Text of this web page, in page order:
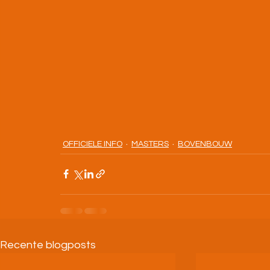
OFFICIELE INFO MASTERS BOVENBOUW
Recente blogposts